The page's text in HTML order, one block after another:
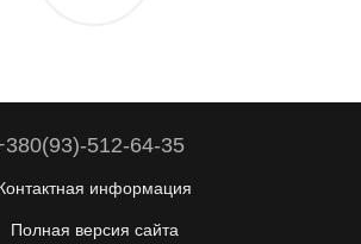
512-64-35
информация
Полная версия сайта